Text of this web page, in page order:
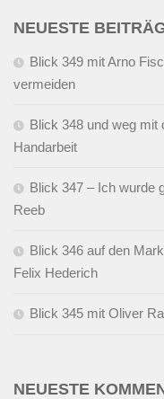
NEUESTE
Blick 349 mit Arno
vermeiden
Blick 348 und weg mit
Handarbeit
Blick 347 – Ich wurde
Reeb
Blick 346 auf den
Felix Hederich
Blick 345 mit Oliver
NEUESTE